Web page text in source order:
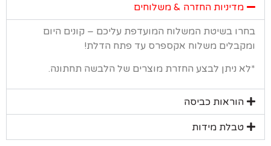
מדיניות החזרה & משלוחים
בשיטת המשלוח המועדפת עליכם – קונים היום
משלוח אקספרס עד פתח הדלת!
ניתן לבצע החזרת מוצרים של הלבשה תחתונה.
הוראות כביסה
טבלת מידות